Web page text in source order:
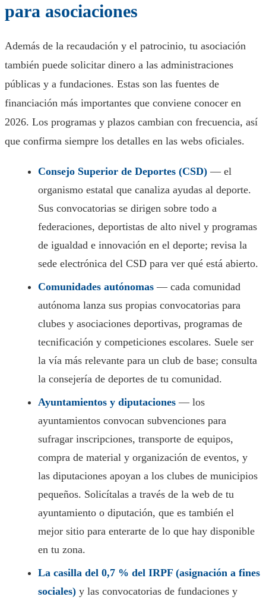
para asociaciones
Además de la recaudación y el patrocinio, tu asociación
también puede solicitar dinero a las administraciones
públicas y a fundaciones. Estas son las fuentes de
financiación más importantes que conviene conocer en
2026. Los programas y plazos cambian con frecuencia, así
que confirma siempre los detalles en las webs oficiales.
Consejo Superior de Deportes (CSD) — el
organismo estatal que canaliza ayudas al deporte.
Sus convocatorias se dirigen sobre todo a
federaciones, deportistas de alto nivel y programas
de igualdad e innovación en el deporte; revisa la
sede electrónica del CSD para ver qué está abierto.
Comunidades autónomas — cada comunidad
autónoma lanza sus propias convocatorias para
clubes y asociaciones deportivas, programas de
tecnificación y competiciones escolares. Suele ser
la vía más relevante para un club de base; consulta
la consejería de deportes de tu comunidad.
Ayuntamientos y diputaciones — los
ayuntamientos convocan subvenciones para
sufragar inscripciones, transporte de equipos,
compra de material y organización de eventos, y
las diputaciones apoyan a los clubes de municipios
pequeños. Solicítalas a través de la web de tu
ayuntamiento o diputación, que es también el
mejor sitio para enterarte de lo que hay disponible
en tu zona.
La casilla del 0,7 % del IRPF (asignación a fines
sociales) y las convocatorias de fundaciones y